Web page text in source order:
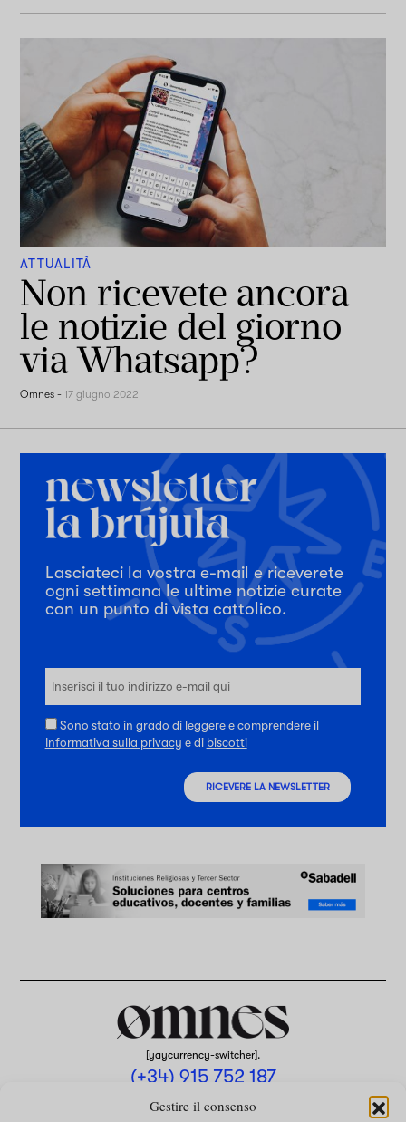
Gestire il consenso
ATTUALITÀ
Non ricevete ancora
le notizie del giorno
via Whatsapp?
Omnes -17 giugno 2022
Lasciateci la vostra e-mail e riceverete
ogni settimana le ultime notizie curate
con un punto di vista cattolico.
Sono stato in grado di leggere e comprendere il
Informativa sulla privacy e di biscotti
RICEVERE LA NEWSLETTER
[yaycurrency-switcher].
(+34) 915 752 187
omnes@omnesmag.com